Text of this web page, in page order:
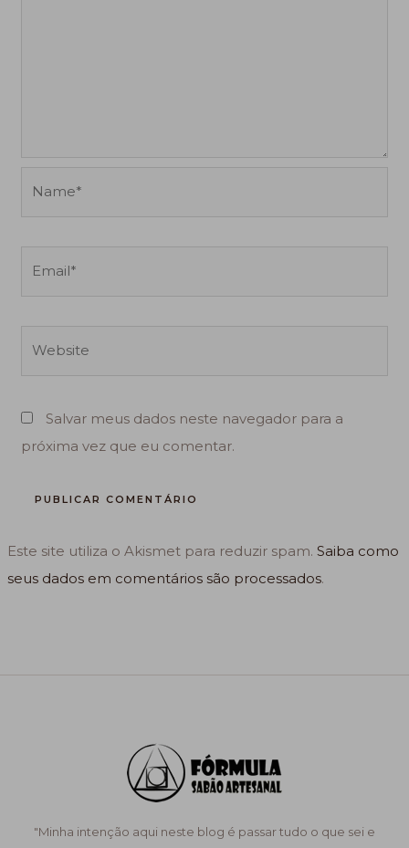
Salvar meus dados neste navegador para a
próxima vez que eu comentar.
Este site utiliza o Akismet para reduzir spam.Saiba como
seus dados em comentários são processados.
"Minha intenção aqui neste blog é passar tudo o que sei e